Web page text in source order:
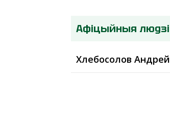
Афіцыйныя людзі
Хлебосолов Андрей